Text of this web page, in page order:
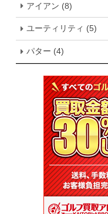
アイアン (8)
ユーティリティ (5)
パター (4)